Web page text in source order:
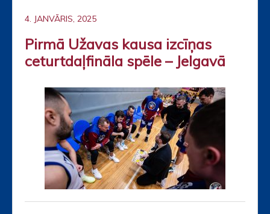
4. JANVĀRIS, 2025
Pirmā Užavas kausa izcīņas
ceturtdaļfināla spēle – Jelgavā